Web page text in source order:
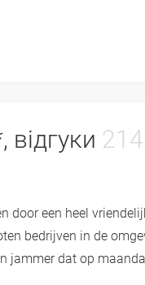
214
door een heel
bedrijven in de
jammer dat op